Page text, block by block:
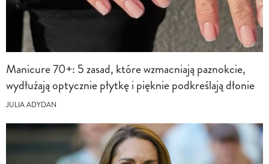
Manicure 70+: 5 zasad, które wzmacniają paznokcie,
wydłużają optycznie płytkę i pięknie podkreślają dłonie
JULIA ADYDAN